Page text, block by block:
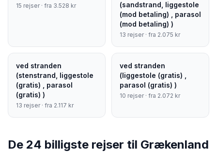
15 rejser · fra 3.528 kr
(sandstrand, liggestole
(mod betaling) , parasol
(mod betaling) )
13 rejser · fra 2.075 kr
ved stranden
(stenstrand, liggestole
(gratis) , parasol
(gratis) )
13 rejser · fra 2.117 kr
ved stranden
(liggestole (gratis) ,
parasol (gratis) )
10 rejser · fra 2.072 kr
De 24 billigste rejser til Grækenland